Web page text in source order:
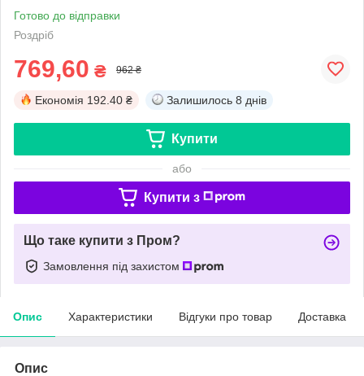
Готово до відправки
Роздріб
769,60 ₴ 962 ₴
Економія 192.40 ₴ Залишилось 8 днів
Купити
або
Купити з
Що таке купити з Пром?
Замовлення під захистом
Опис Характеристики Відгуки про товар Доставка
Опис